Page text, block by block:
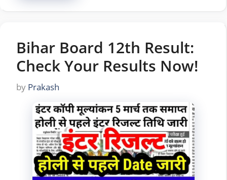
Bihar Board 12th Result:
Check Your Results Now!
by Prakash